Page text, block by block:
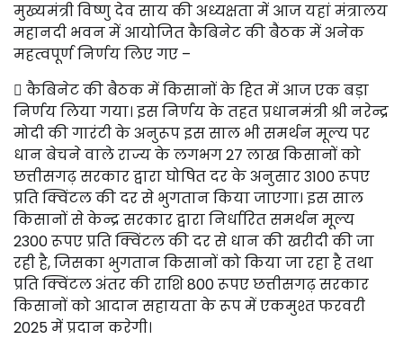
मुख्यमंत्री विष्णु देव साय की अध्यक्षता में आज यहां मंत्रालय
महानदी भवन में आयोजित कैबिनेट की बैठक में अनेक
महत्वपूर्ण निर्णय लिए गए –
 कैबिनेट की बैठक में किसानों के हित में आज एक बड़ा
निर्णय लिया गया। इस निर्णय के तहत प्रधानमंत्री श्री नरेन्द्र
मोदी की गारंटी के अनुरूप इस साल भी समर्थन मूल्य पर
धान बेचने वाले राज्य के लगभग 27 लाख किसानों को
छत्तीसगढ़ सरकार द्वारा घोषित दर के अनुसार 3100 रूपए
प्रति क्विंटल की दर से भुगतान किया जाएगा। इस साल
किसानों से केन्द्र सरकार द्वारा निर्धारित समर्थन मूल्य
2300 रूपए प्रति क्विंटल की दर से धान की खरीदी की जा
रही है, जिसका भुगतान किसानों को किया जा रहा है तथा
प्रति क्विंटल अंतर की राशि 800 रूपए छत्तीसगढ़ सरकार
किसानों को आदान सहायता के रूप में एकमुश्त फरवरी
2025 में प्रदान करेगी।